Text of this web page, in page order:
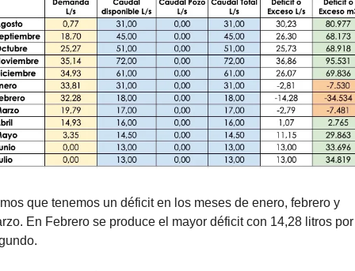
que tenemos un déficit en los meses de enero, febrero y
En Febrero se produce el mayor déficit con 14,28 litros por